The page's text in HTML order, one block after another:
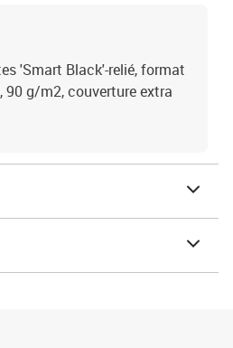
'Smart Black'-relié, format
90 g/m2, couverture extra